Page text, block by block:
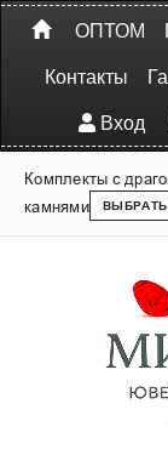
ОПТОМ
Контакты
Вход
Комплекты с
камнями